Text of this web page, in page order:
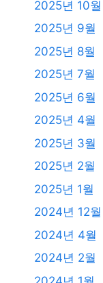
2024년 12월
2024년 4월
2024년 2월
2024년 1월
2023년 11월
2023년 10월
2023년 9월
2023년 8월
2023년 7월
2023년 6월
2023년 4월
2023년 2월